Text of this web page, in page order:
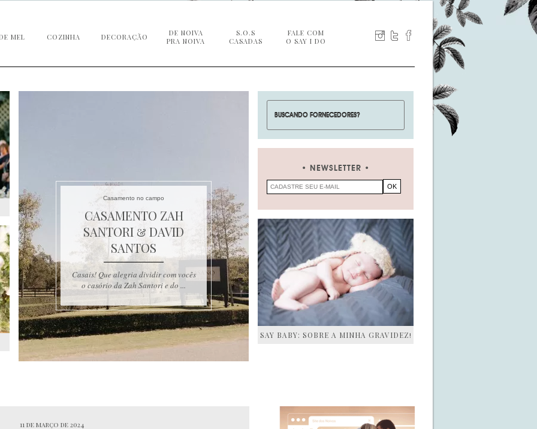
MEL COZINHA DECORAÇÃO
DE NOIVA
PRA NOIVA
S.O.S
CASADAS
FALE COM
O SAY I DO
Casamento no campo
CASAMENTO ZAH
SANTORI & DAVID
SANTOS
Casais! Que alegria dividir com vocês
o casório da Zah Santori e do ...
NEWSLETTER
SAY BABY: SOBRE A MINHA GRAVIDEZ!
11 de março de 2024
SIDEBAR